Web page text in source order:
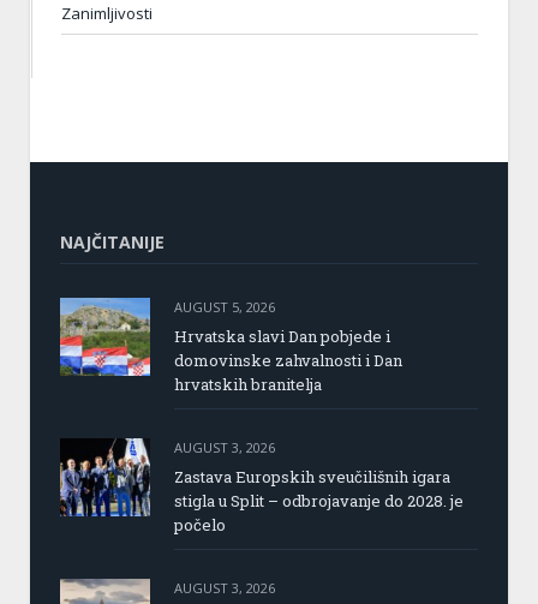
Zanimljivosti
NAJČITANIJE
AUGUST 5, 2026
Hrvatska slavi Dan pobjede i
domovinske zahvalnosti i Dan
hrvatskih branitelja
AUGUST 3, 2026
Zastava Europskih sveučilišnih igara
stigla u Split – odbrojavanje do 2028. je
počelo
AUGUST 3, 2026